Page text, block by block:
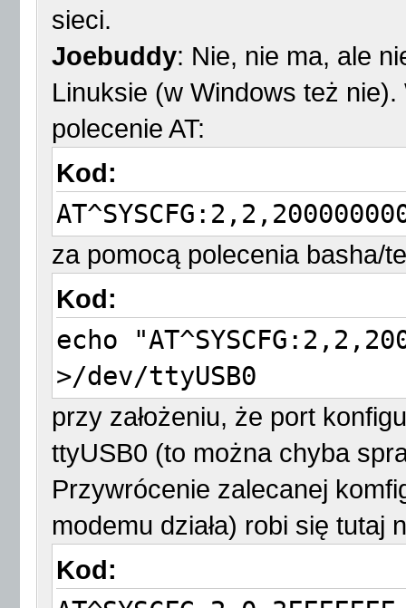
sieci.
Joebuddy: Nie, nie ma, ale
Linuksie (w Windows też
polecenie AT:
Kod:
za pomocą polecenia basha/
Kod:
echo
>/dev/ttyUSB0
przy założeniu, że port
ttyUSB0 (to można chyba
Przywrócenie zalecanej
modemu działa) robi się tutaj
Kod: